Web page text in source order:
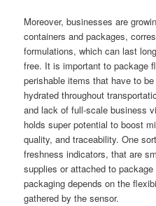
Moreover, businesses are
containers and packages,
formulations, which can last
free. It is important to package
perishable items that have to
hydrated throughout
and lack of full-scale business
holds super potential to boost
quality, and traceability. One
freshness indicators, that are
supplies or attached to
packaging depends on the
gathered by the sensor.